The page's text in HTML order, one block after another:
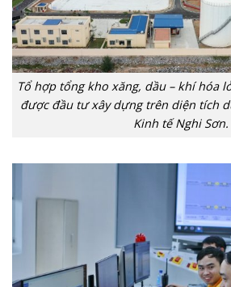
Tổ hợp tổng kho xăng, dầu – khí hóa
được đầu tư xây dựng trên diện tích
Kinh tế Nghi Sơn.